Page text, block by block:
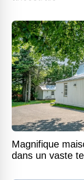
Magnifique
dans un vaste